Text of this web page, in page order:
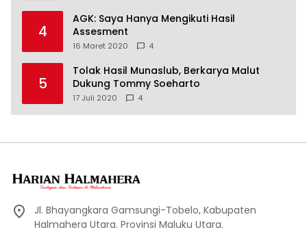
4
AGK: Saya Hanya Mengikuti Hasil
Assesment
16 Maret 2020 4
5
Tolak Hasil Munaslub, Berkarya Malut
Dukung Tommy Soeharto
17 Juli 2020 4
Jl. Bhayangkara Gamsungi-Tobelo, Kabupaten
Halmahera Utara. Provinsi Maluku Utara.